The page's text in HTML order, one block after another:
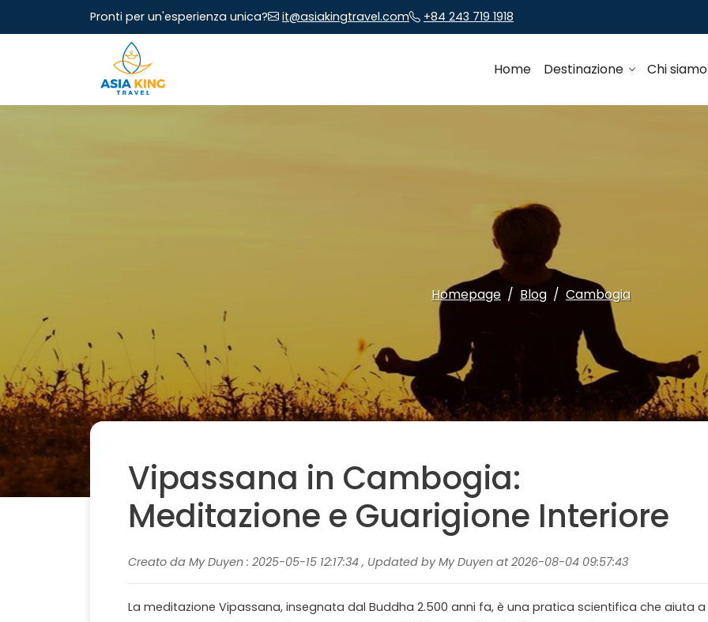
Pronti per un'esperienza unica? it@asiakingtravel.com +84 243 719 1918
Home Destinazione Chi siamo
Homepage Blog Cambogia
Vipassana in Cambogia:
Meditazione e Guarigione Interiore
Creato da My Duyen : 2025-05-15 12:17:34 , Updated by My Duyen at 2026-08-04 09:57:43
La meditazione Vipassana, insegnata dal Buddha 2.500 anni fa, è una pratica scientifica che aiuta a